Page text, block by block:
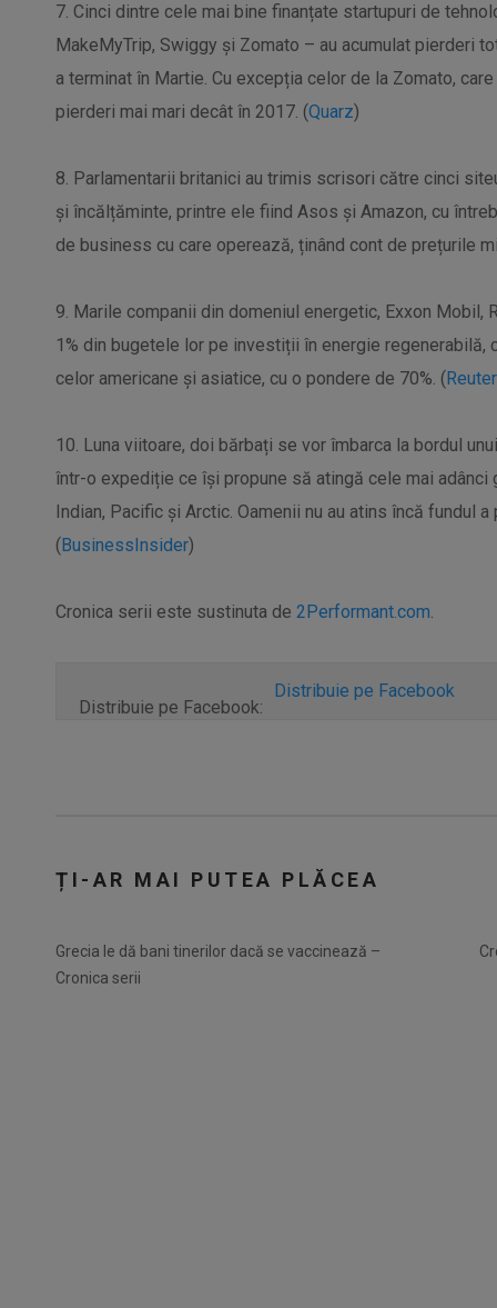
7. Cinci dintre cele mai bine finanțate startupuri de
MakeMyTrip, Swiggy și Zomato – au acumulat pierderi
a terminat în Martie. Cu excepția celor de la Zomato,
pierderi mai mari decât în 2017. (Quarz)
8. Parlamentarii britanici au trimis scrisori către cinci
și încălțăminte, printre ele fiind Asos și Amazon, cu
de business cu care operează, ținând cont de prețurile
9. Marile companii din domeniul energetic, Exxon Mobil,
1% din bugetele lor pe investiții în energie regenerabilă,
celor americane și asiatice, cu o pondere de 70%. (
10. Luna viitoare, doi bărbați se vor îmbarca la bordul
într-o expediție ce își propune să atingă cele mai adânci
Indian, Pacific și Arctic. Oamenii nu au atins încă fundul
(BusinessInsider)
Cronica serii este sustinuta de 2Performant.com.
Distribuie pe Facebook:
Distribuie pe Facebook
ȚI-AR MAI PUTEA PLĂCEA
Grecia le dă bani tinerilor dacă se vaccinează –
Cronica serii